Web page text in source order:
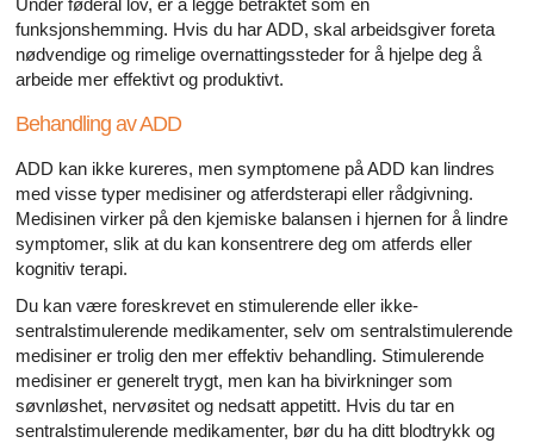
funksjonshemming. Hvis du har ADD, skal arbeidsgiver foreta
nødvendige og rimelige overnattingssteder for å hjelpe deg å
arbeide mer effektivt og produktivt.
Behandling av ADD
ADD kan ikke kureres, men symptomene på ADD kan lindres
med visse typer medisiner og atferdsterapi eller rådgivning.
Medisinen virker på den kjemiske balansen i hjernen for å lindre
symptomer, slik at du kan konsentrere deg om atferds eller
kognitiv terapi.
Du kan være foreskrevet en stimulerende eller ikke-
sentralstimulerende medikamenter, selv om sentralstimulerende
medisiner er trolig den mer effektiv behandling. Stimulerende
medisiner er generelt trygt, men kan ha bivirkninger som
søvnløshet, nervøsitet og nedsatt appetitt. Hvis du tar en
sentralstimulerende medikamenter, bør du ha ditt blodtrykk og